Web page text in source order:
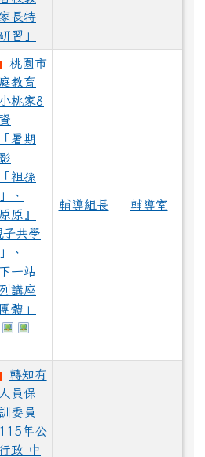
長特
習」
桃園市
教育
桃家8
暑期
祖孫
、
原』
子共學
、
一站
講座
體」
於彈跳視窗觀看：小桃家8月課程資
於彈跳視窗觀看：祖孫樂淘桃.jpg
跳視窗觀看：愛『原原』不絕-親子
輔導組長 輔導室
轉知有
員保
委員
年公
政 中